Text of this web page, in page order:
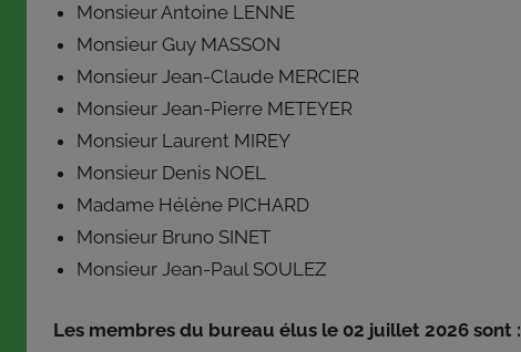
1973,
le
Centre
Social
Rural
du
Canton
de
Monsieur Antoine LENNE
Monsieur Guy MASSON
Monsieur Jean-Claude MERCIER
Monsieur Jean-Pierre METEYER
Monsieur Laurent MIREY
Monsieur Denis NOEL
Madame Hélène PICHARD
Monsieur Bruno SINET
Monsieur Jean-Paul SOULEZ
Les membres du bureau élus le 02 juillet 2026 sont :